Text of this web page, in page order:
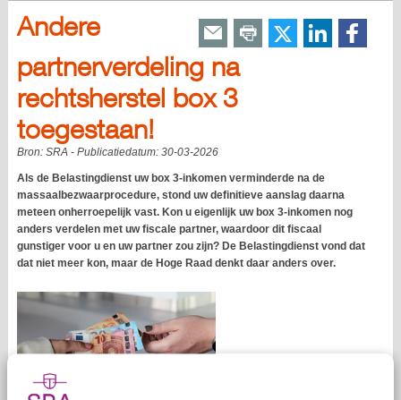
Andere
partnerverdeling na
rechtsherstel box 3
toegestaan!
Bron: SRA- Publicatiedatum: 30-03-2026
Als de Belastingdienst uw box 3-inkomen verminderde na de
massaalbezwaarprocedure, stond uw definitieve aanslag daarna
meteen onherroepelijk vast. Kon u eigenlijk uw box 3-inkomen nog
anders verdelen met uw fiscale partner, waardoor dit fiscaal
gunstiger voor u en uw partner zou zijn? De Belastingdienst vond dat
dat niet meer kon, maar de Hoge Raad denkt daar anders over.